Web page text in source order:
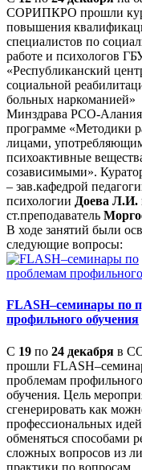
СОРИПКРО прошли
повышения
специалистов по
работе и психологов
«Республиканский
социальной
больных наркоманией»
Минздрава РСО-
программе «Методики
лицами,
психоактивные
созависимыми».
– зав.кафедрой
психологии Доева Л.И.
ст.преподаватель
В ходе занятий были
следующие вопросы:
FLASH–семинары по
профильного обучения
С 19 по 24 декабря в
прошли
проблемам профильного
обучения. Цель
сгенерировать как
профессиональных
обменяться способами
сложных вопросов из
практики по вопросам